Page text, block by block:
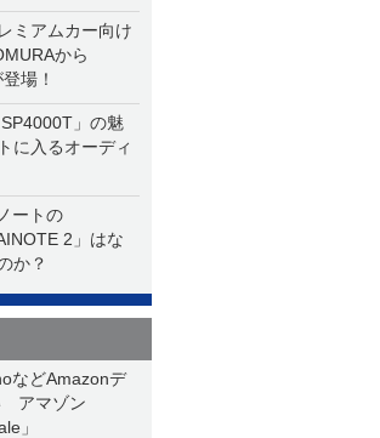
ミアムカー向け
から
場！
SP4000T」の魅
に入るオーディ
ートの
2」はな
か？
などAmazonデ
アマゾン
」